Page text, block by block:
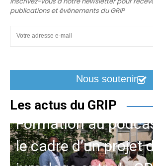
publications et événements du GRIP
Nous soutenir
Les actus du GRIP
Formation au
le cadre d’un projet